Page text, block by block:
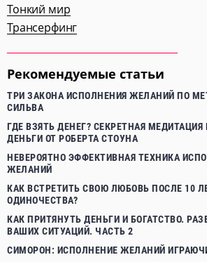
Тонкий мир
Трансерфинг
Рекомендуемые статьи
ТРИ ЗАКОНА ИСПОЛНЕНИЯ ЖЕЛАНИЙ ПО
СИЛЬВА
ГДЕ ВЗЯТЬ ДЕНЕГ? СЕКРЕТНАЯ МЕДИТАЦИЯ
ДЕНЬГИ ОТ РОБЕРТА СТОУНА
НЕВЕРОЯТНО ЭФФЕКТИВНАЯ ТЕХНИКА
ЖЕЛАНИЙ
КАК ВСТРЕТИТЬ СВОЮ ЛЮБОВЬ ПОСЛЕ 10
ОДИНОЧЕСТВА?
КАК ПРИТЯНУТЬ ДЕНЬГИ И БОГАТСТВО.
ВАШИХ СИТУАЦИЙ. ЧАСТЬ 2
СИМОРОН: ИСПОЛНЕНИЕ ЖЕЛАНИЙ